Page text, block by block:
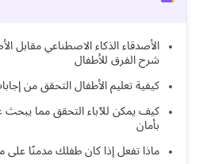
الأصدقاء الذكاء الاصطناعي مقابل
شرح الفرق للأطفال
كيفية تعليم الأطفال التحقق من
كيف يمكن للآباء التحقق مما
بأمان
ماذا تفعل إذا كان طفلك مدمنًا على